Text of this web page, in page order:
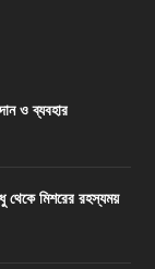
ও ব্যবহার
থেকে মিশরের রহস্যময়